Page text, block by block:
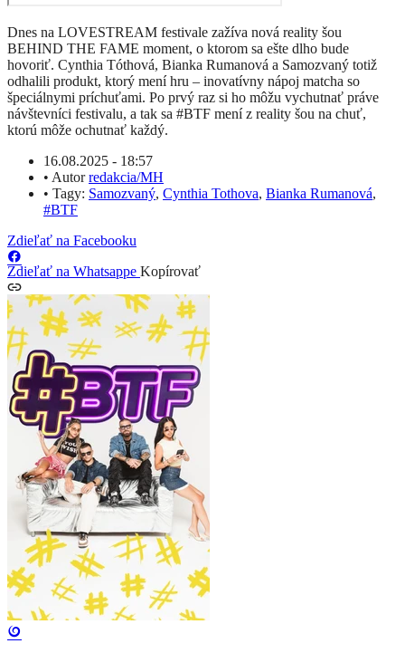
Dnes na LOVESTREAM festivale zažíva nová reality šou
BEHIND THE FAME moment, o ktorom sa ešte dlho bude
hovoriť. Cynthia Tóthová, Bianka Rumanová a Samozvaný totiž
odhalili produkt, ktorý mení hru – inovatívny nápoj matcha so
špeciálnymi príchuťami. Po prvý raz si ho môžu vychutnať práve
návštevníci festivalu, a tak sa #BTF mení z reality šou na chuť,
ktorú môže ochutnať každý.
16.08.2025 - 18:57
• Autorredakcia/MH
• Tagy: Samozvaný, Cynthia Tothova, Bianka Rumanová,
#BTF
Zdieľať na Facebooku
Zdieľať na Whatsappe Kopírovať